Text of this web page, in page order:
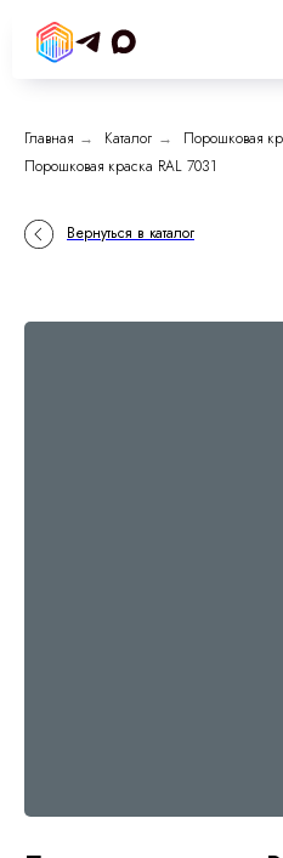
Главная → Каталог → Порошковая
Порошковая краска RAL 7031
Вернуться в каталог